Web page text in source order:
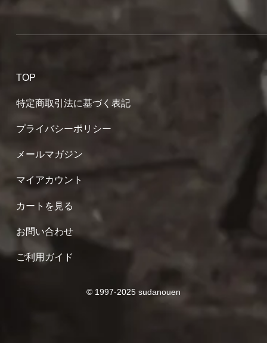
TOP
特定商取引法に基づく表記
プライバシーポリシー
メールマガジン
マイアカウント
カートを見る
お問い合わせ
ご利用ガイド
© 1997-2025 sudanouen